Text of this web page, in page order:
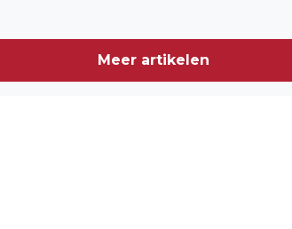
Meer artikelen